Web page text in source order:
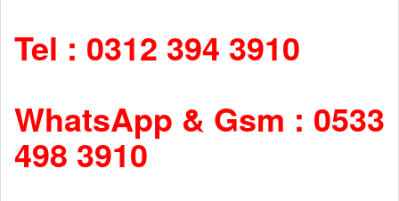
Tel : 0312 394 3910
WhatsApp & Gsm : 0533
498 3910